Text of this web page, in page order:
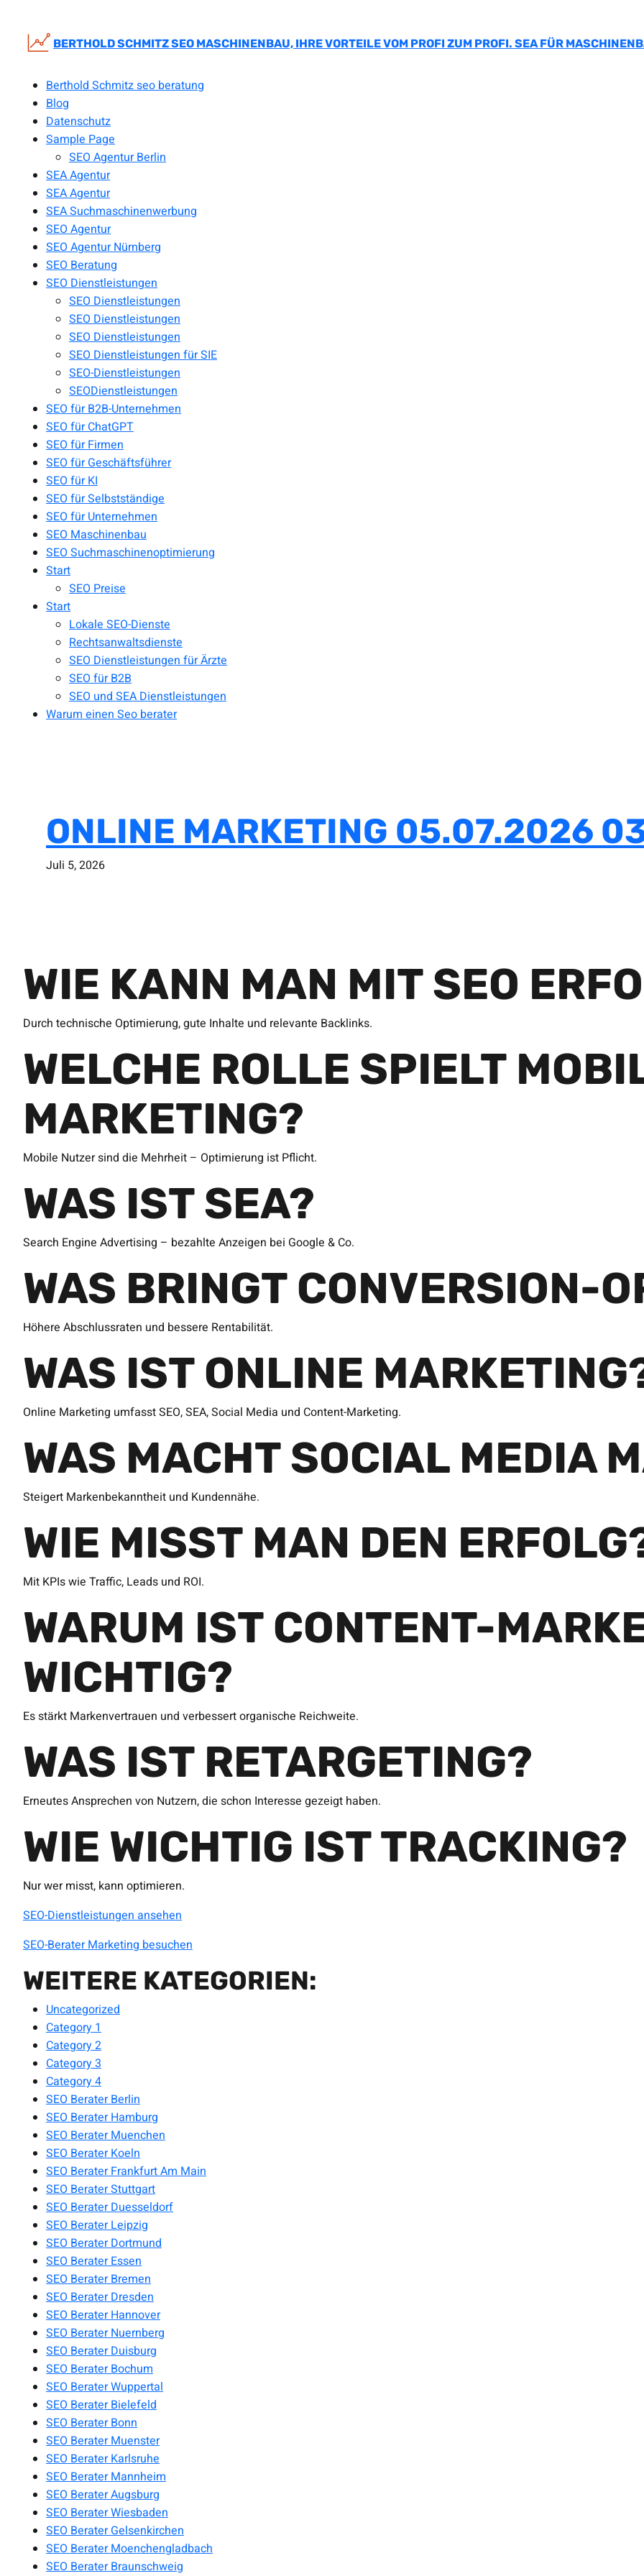
springen
BERTHOLD SCHMITZ SEO MASCHINENBAU, IHRE VORTEILE VOM PROFI ZUM PROFI. SEA FÜR
Berthold Schmitz seo beratung
Blog
Datenschutz
Sample Page
SEO Agentur Berlin
SEA Agentur
SEA Agentur
SEA Suchmaschinenwerbung
SEO Agentur
SEO Agentur Nürnberg
SEO Beratung
SEO Dienstleistungen
SEO Dienstleistungen
SEO Dienstleistungen
SEO Dienstleistungen
SEO Dienstleistungen für SIE
SEO-Dienstleistungen
SEODienstleistungen
SEO für B2B-Unternehmen
SEO für ChatGPT
SEO für Firmen
SEO für Geschäftsführer
SEO für KI
SEO für Selbstständige
SEO für Unternehmen
SEO Maschinenbau
SEO Suchmaschinenoptimierung
Start
SEO Preise
Start
Lokale SEO-Dienste
Rechtsanwaltsdienste
SEO Dienstleistungen für Ärzte
SEO für B2B
SEO und SEA Dienstleistungen
Warum einen Seo berater
ONLINE MARKETING 05.07.2026
Juli 5, 2026
WIE KANN MAN MIT SEO
Durch technische Optimierung, gute Inhalte und relevante Backlinks.
WELCHE ROLLE SPIELT
MARKETING?
Mobile Nutzer sind die Mehrheit – Optimierung ist Pflicht.
WAS IST SEA?
Search Engine Advertising – bezahlte Anzeigen bei Google & Co.
WAS BRINGT CONVERSION-
Höhere Abschlussraten und bessere Rentabilität.
WAS IST ONLINE
Online Marketing umfasst SEO, SEA, Social Media und Content-Marketing.
WAS MACHT SOCIAL MEDIA
Steigert Markenbekanntheit und Kundennähe.
WIE MISST MAN DEN
Mit KPIs wie Traffic, Leads und ROI.
WARUM IST CONTENT-
WICHTIG?
Es stärkt Markenvertrauen und verbessert organische Reichweite.
WAS IST RETARGETING?
Erneutes Ansprechen von Nutzern, die schon Interesse gezeigt haben.
WIE WICHTIG IST TRACKING?
Nur wer misst, kann optimieren.
SEO-Dienstleistungen ansehen
SEO-Berater Marketing besuchen
WEITERE KATEGORIEN:
Uncategorized
Category 1
Category 2
Category 3
Category 4
SEO Berater Berlin
SEO Berater Hamburg
SEO Berater Muenchen
SEO Berater Koeln
SEO Berater Frankfurt Am Main
SEO Berater Stuttgart
SEO Berater Duesseldorf
SEO Berater Leipzig
SEO Berater Dortmund
SEO Berater Essen
SEO Berater Bremen
SEO Berater Dresden
SEO Berater Hannover
SEO Berater Nuernberg
SEO Berater Duisburg
SEO Berater Bochum
SEO Berater Wuppertal
SEO Berater Bielefeld
SEO Berater Bonn
SEO Berater Muenster
SEO Berater Karlsruhe
SEO Berater Mannheim
SEO Berater Augsburg
SEO Berater Wiesbaden
SEO Berater Gelsenkirchen
SEO Berater Moenchengladbach
SEO Berater Braunschweig